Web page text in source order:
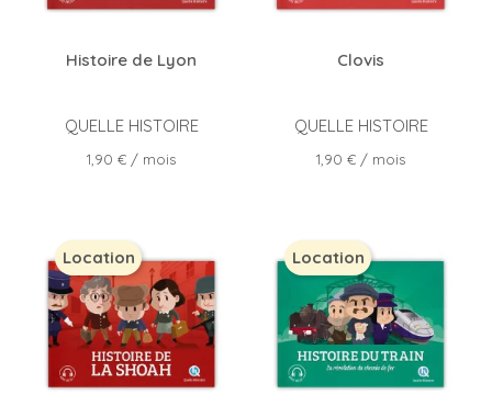
Histoire de Lyon
QUELLE HISTOIRE
Prix
1,90 € / mois
Clovis
QUELLE HISTOIRE
Prix
1,90 € / mois
Location Location